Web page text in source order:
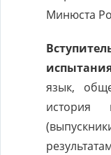
Минюста
язык,
история